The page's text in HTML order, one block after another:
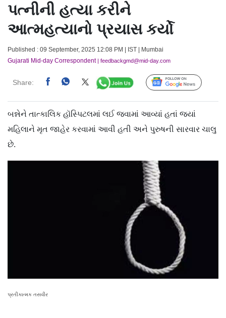
પત્નીની હત્યા કરીને
આત્મહત્યાનો પ્રયાસ કર્યો
Published : 09 September, 2025 12:08 PM | IST | Mumbai
Gujarati Mid-day Correspondent| feedbackgmd@mid-day.com
Share: Follow Us
બન્નેને તાત્કાલિક હૉસ્પિટલમાં લઈ જવામાં આવ્યાં હતાં જ્યાં
મહિલાને મૃત જાહેર કરવામાં આવી હતી અને પુરુષની સારવાર ચાલુ
છે.
પ્રતીકાત્મક તસવીર